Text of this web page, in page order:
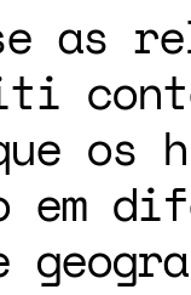
as
os
em